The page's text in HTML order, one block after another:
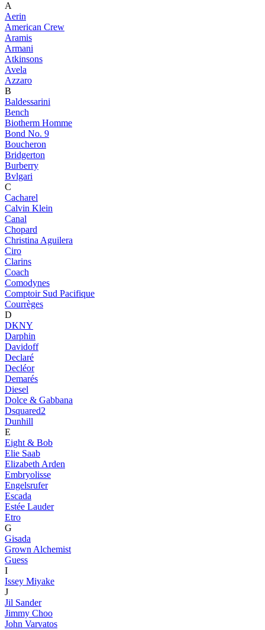
A
Aerin
American Crew
Aramis
Armani
Atkinsons
Avela
Azzaro
B
Baldessarini
Bench
Biotherm Homme
Bond No. 9
Boucheron
Bridgerton
Burberry
Bvlgari
C
Cacharel
Calvin Klein
Canal
Chopard
Christina Aguilera
Ciro
Clarins
Coach
Comodynes
Comptoir Sud Pacifique
Courrèges
D
DKNY
Darphin
Davidoff
Declaré
Decléor
Demarés
Diesel
Dolce & Gabbana
Dsquared2
Dunhill
E
Eight & Bob
Elie Saab
Elizabeth Arden
Embryolisse
Engelsrufer
Escada
Estée Lauder
Etro
G
Gisada
Grown Alchemist
Guess
I
Issey Miyake
J
Jil Sander
Jimmy Choo
John Varvatos